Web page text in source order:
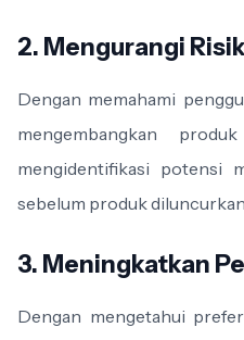
2. Mengurangi
Dengan memahami
mengembangkan
mengidentifikasi potensi
sebelum produk
3. Meningkatkan
Dengan mengetahui